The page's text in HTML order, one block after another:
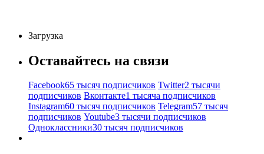
Загрузка
Оставайтесь на связи
Facebook65 тысяч подписчиков Twitter2 тысячи
подписчиков Вконтакте1 тысяча подписчиков
Instagram60 тысяч подписчиков Telegram57 тысяч
подписчиков Youtube3 тысячи подписчиков
Одноклассники30 тысяч подписчиков